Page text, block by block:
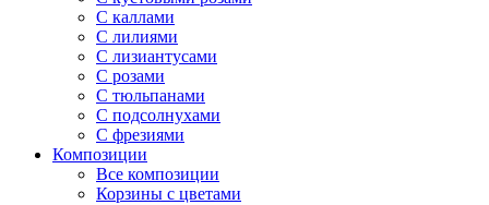
С каллами
С лилиями
С лизиантусами
С розами
С тюльпанами
С подсолнухами
С фрезиями
Композиции
Все композиции
Корзины с цветами